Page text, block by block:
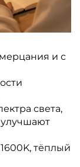
и с
света,
тёплый